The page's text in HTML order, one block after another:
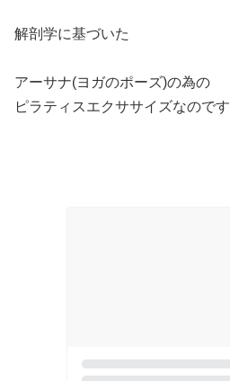
解剖学に基づいた
アーサナ(ヨガのポーズ)の為の
ピラティスエクササイズなのです